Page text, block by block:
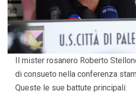
Il mister rosanero Roberto
di consueto nella conferenza
Queste le sue battute principali: